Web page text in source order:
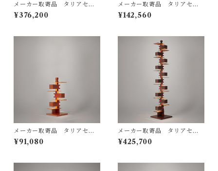
メーカー取寄品 タリアセン
TALIESIN® 2 322S7263
（旧型番S2309） / フランク
¥376,200
メーカー取寄品 タリアセン
TALIESIN3 チェリー 型番32
2S2311 / Frank Lloyd Wrigh
¥142,560
メーカー取寄品 タリアセン
Frank Lloyd Wright / TALI
ESIN4 チェリー 322S7316 /
¥91,080
メーカー取寄品 タリアセン
TALIESIN® 2 （322S726
4） / Frank Lloyd Wright /
¥425,700